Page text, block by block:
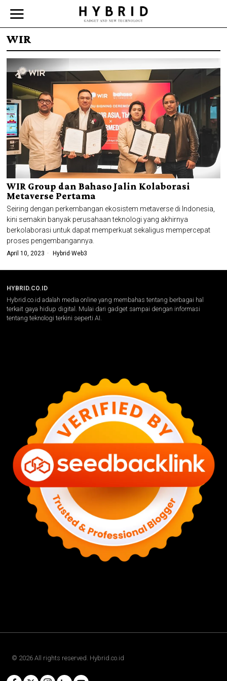
WIR
WIR Group dan Bahaso Jalin Kolaborasi
Metaverse Pertama
Seiring dengan perkembangan ekosistem metaverse di Indonesia,
kini semakin banyak perusahaan teknologi yang akhirnya
berkolaborasi untuk dapat memperkuat sekaligus mempercepat
proses pengembangannya.
April 10, 2023 Hybrid ·Web3
HYBRID.CO.ID
Hybrid.co.id adalah media online yang membahas tentang berbagai hal
terkait gaya hidup digital. Mulai dari gadget sampai dengan informasi
tentang teknologi terkini seperti AI.
© 2026 All rights reserved. Hybrid.co.id